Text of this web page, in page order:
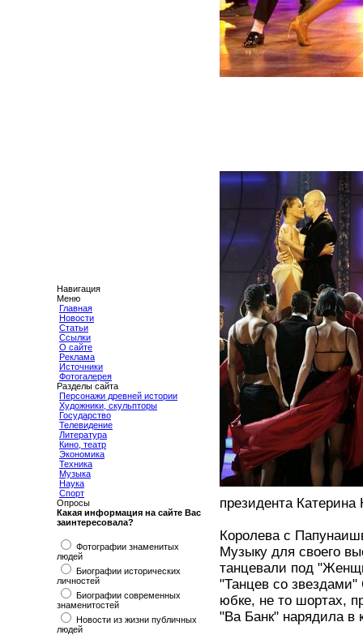
Навигация
Меню
Главная
Новости
Статьи
Ссылки
О сайте
Реклама
Источники
Фотогалерея
Разделы сайта
Персонажи древней истории
Художники, скульпторы
Государство
Телевидение
Литература
Кино, театр
Экономика
Техника
Музыка
Наука
Спорт
Опросы
Какая информация на сайте Вас
заинтересовала?
Фотографии знаменитых
людей
Биографии исторических
личностей
Биографии современных
знаменитостей
Новости из жизни публичных
людей
президента
Королева с
Музыку для своего
танцевали под
"Танцев со
юбке, не то шортах,
"Ва Банк" нарядила в